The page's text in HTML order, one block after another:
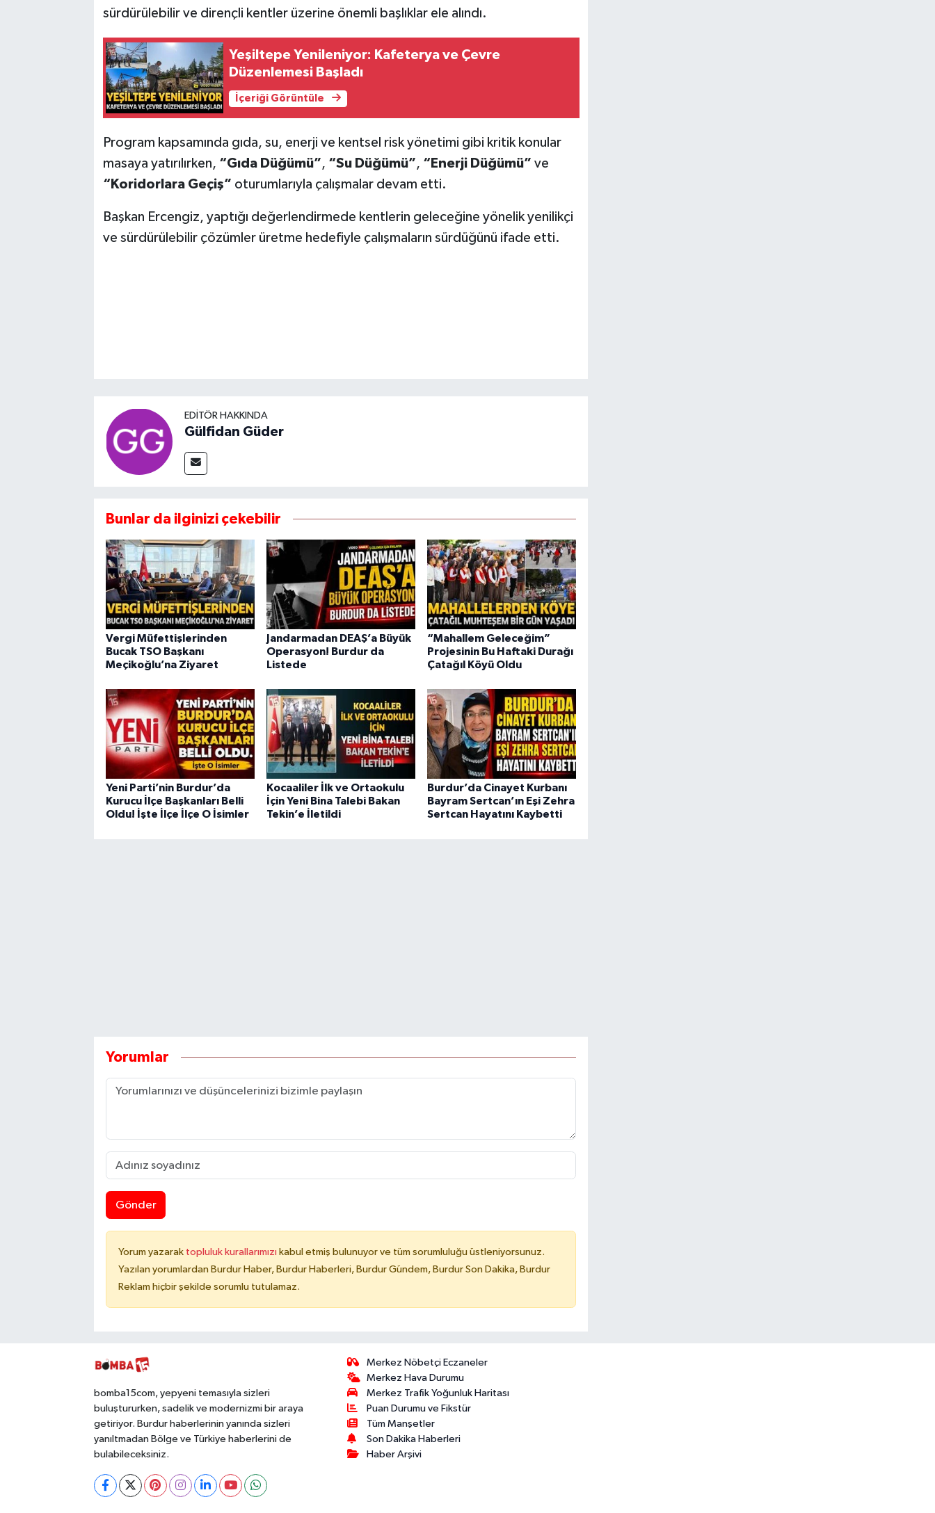
sürdürülebilir ve dirençli kentler üzerine önemli başlıklar ele alındı.
Yeşiltepe Yenileniyor: Kafeterya ve Çevre
Düzenlemesi Başladı
İçeriği Görüntüle
Program kapsamında gıda, su, enerji ve kentsel risk yönetimi gibi kritik konular
masaya yatırılırken, “Gıda Düğümü”, “Su Düğümü”, “Enerji Düğümü” ve
“Koridorlara Geçiş” oturumlarıyla çalışmalar devam etti.
Başkan Ercengiz, yaptığı değerlendirmede kentlerin geleceğine yönelik yenilikçi
ve sürdürülebilir çözümler üretme hedefiyle çalışmaların sürdüğünü ifade etti.
EDITÖR HAKKINDA
Gülfidan Güder
Bunlar da ilginizi çekebilir
Vergi Müfettişlerinden
Bucak TSO Başkanı
Meçikoğlu’na Ziyaret
Jandarmadan DEAŞ’a Büyük
Operasyon! Burdur da
Listede
“Mahallem Geleceğim”
Projesinin Bu Haftaki Durağı
Çatağıl Köyü Oldu
Yeni Parti’nin Burdur’da
Kurucu İlçe Başkanları Belli
Oldu! İşte İlçe İlçe O İsimler
Kocaaliler İlk ve Ortaokulu
İçin Yeni Bina Talebi Bakan
Tekin’e İletildi
Burdur’da Cinayet Kurbanı
Bayram Sertcan’ın Eşi Zehra
Sertcan Hayatını Kaybetti
Yorumlar
Gönder
Yorum yazarak topluluk kurallarımızı kabul etmiş bulunuyor ve tüm sorumluluğu üstleniyorsunuz.
Yazılan yorumlardan Burdur Haber, Burdur Haberleri, Burdur Gündem, Burdur Son Dakika, Burdur
Reklam hiçbir şekilde sorumlu tutulamaz.
bomba15com, yepyeni temasıyla sizleri
buluştururken, sadelik ve modernizmi bir araya
getiriyor. Burdur haberlerinin yanında sizleri
yanıltmadan Bölge ve Türkiye haberlerini de
bulabileceksiniz.
Merkez Nöbetçi Eczaneler
Merkez Hava Durumu
Merkez Trafik Yoğunluk Haritası
Puan Durumu ve Fikstür
Tüm Manşetler
Son Dakika Haberleri
Haber Arşivi